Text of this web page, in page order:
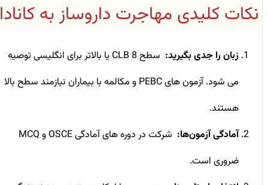
نکات کلیدی مهاجرت داروساز به کانادا
زبان را جدی بگیرید:
سطح CLB 8 یا بالاتر برای انگلیسی توصیه
می ‌شود. آزمون ‌های PEBC و مکالمه با بیماران نیازمند سطح بالا
هستند.
آمادگی آزمون‌ها:
شرکت در دوره ‌های آمادگی OSCE و MCQ
ضروری است.